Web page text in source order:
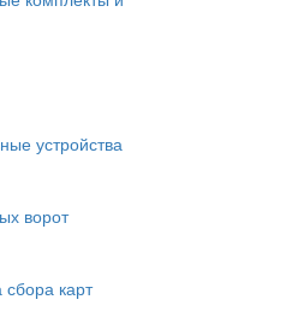
устройства
ворот
сбора карт